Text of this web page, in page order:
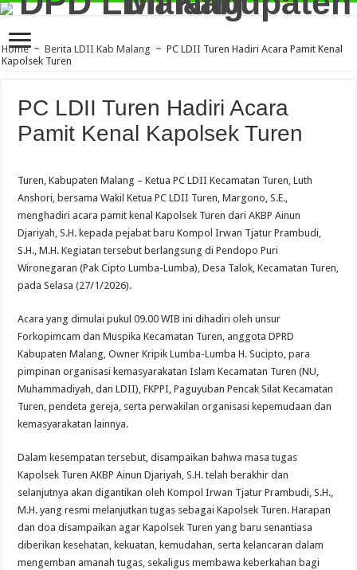
Home ~ Berita LDII Kab Malang ~ PC LDII Turen Hadiri Acara Pamit Kenal
Kapolsek Turen
PC LDII Turen Hadiri Acara
Pamit Kenal Kapolsek Turen
Turen, Kabupaten Malang – Ketua PC LDII Kecamatan Turen, Luth
Anshori, bersama Wakil Ketua PC LDII Turen, Margono, S.E.,
menghadiri acara pamit kenal Kapolsek Turen dari AKBP Ainun
Djariyah, S.H. kepada pejabat baru Kompol Irwan Tjatur Prambudi,
S.H., M.H. Kegiatan tersebut berlangsung di Pendopo Puri
Wironegaran (Pak Cipto Lumba-Lumba), Desa Talok, Kecamatan Turen,
pada Selasa (27/1/2026).
Acara yang dimulai pukul 09.00 WIB ini dihadiri oleh unsur
Forkopimcam dan Muspika Kecamatan Turen, anggota DPRD
Kabupaten Malang, Owner Kripik Lumba-Lumba H. Sucipto, para
pimpinan organisasi kemasyarakatan Islam Kecamatan Turen (NU,
Muhammadiyah, dan LDII), FKPPI, Paguyuban Pencak Silat Kecamatan
Turen, pendeta gereja, serta perwakilan organisasi kepemudaan dan
kemasyarakatan lainnya.
Dalam kesempatan tersebut, disampaikan bahwa masa tugas
Kapolsek Turen AKBP Ainun Djariyah, S.H. telah berakhir dan
selanjutnya akan digantikan oleh Kompol Irwan Tjatur Prambudi, S.H.,
M.H. yang resmi melanjutkan tugas sebagai Kapolsek Turen. Harapan
dan doa disampaikan agar Kapolsek Turen yang baru senantiasa
diberikan kesehatan, kekuatan, kemudahan, serta kelancaran dalam
mengemban amanah tugas, sekaligus membawa keberkahan bagi